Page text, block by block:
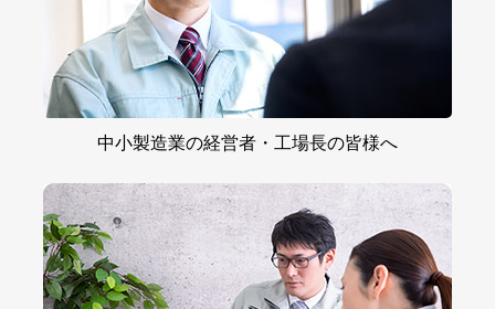
中小製造業の経営者・工場長の皆様へ